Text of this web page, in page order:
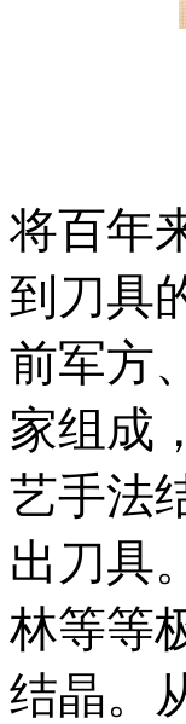
将百年
到刀具
前军方
家组成
艺手法
出刀具
林等等
结晶。